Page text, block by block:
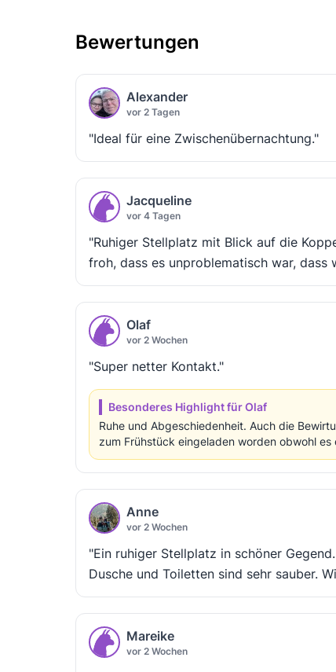
Bewertungen
Alexander
vor 2 Tagen
"Ideal für eine Zwischenübernachtung."
Jacqueline
vor 4 Tagen
"Ruhiger Stellplatz mit Blick auf die
froh, dass es unproblematisch war, dass
Olaf
vor 2 Wochen
"Super netter Kontakt."
Besonderes Highlight für Olaf
Ruhe und Abgeschiedenheit. Auch die
zum Frühstück eingeladen worden obwohl
Anne
vor 2 Wochen
"Ein ruhiger Stellplatz in schöner
Dusche und Toiletten sind sehr sauber.
Mareike
vor 2 Wochen